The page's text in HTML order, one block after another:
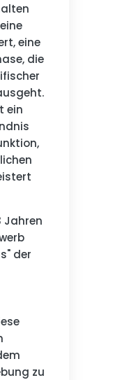
eine
die
ein
Jahren
der
zu